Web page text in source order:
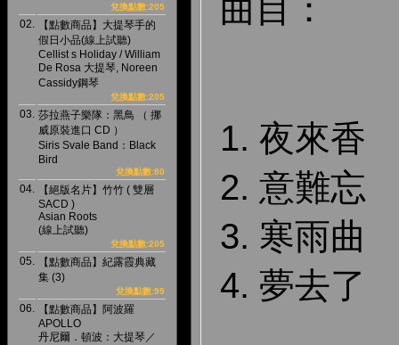
兌換點數:205
02.
【點數商品】大提琴手的
假日小品(線上試聽)
Cellist s Holiday / William
De Rosa 大提琴, Noreen
Cassidy鋼琴
兌換點數:205
03. 莎拉燕子樂隊：黑鳥 （ 挪
威原裝進口 CD ）
Siris Svale Band：Black
Bird
兌換點數:80
04.
【絕版名片】竹竹 ( 雙層
SACD )
Asian Roots
(線上試聽)
兌換點數:205
05.
【點數商品】紀露霞典藏
集 (3)
兌換點數:99
06.
【點數商品】阿波羅
APOLLO
丹尼爾．頓波：大提琴／
曲目：
1. 夜來香
2. 意難忘
3. 寒雨曲
4. 夢去了